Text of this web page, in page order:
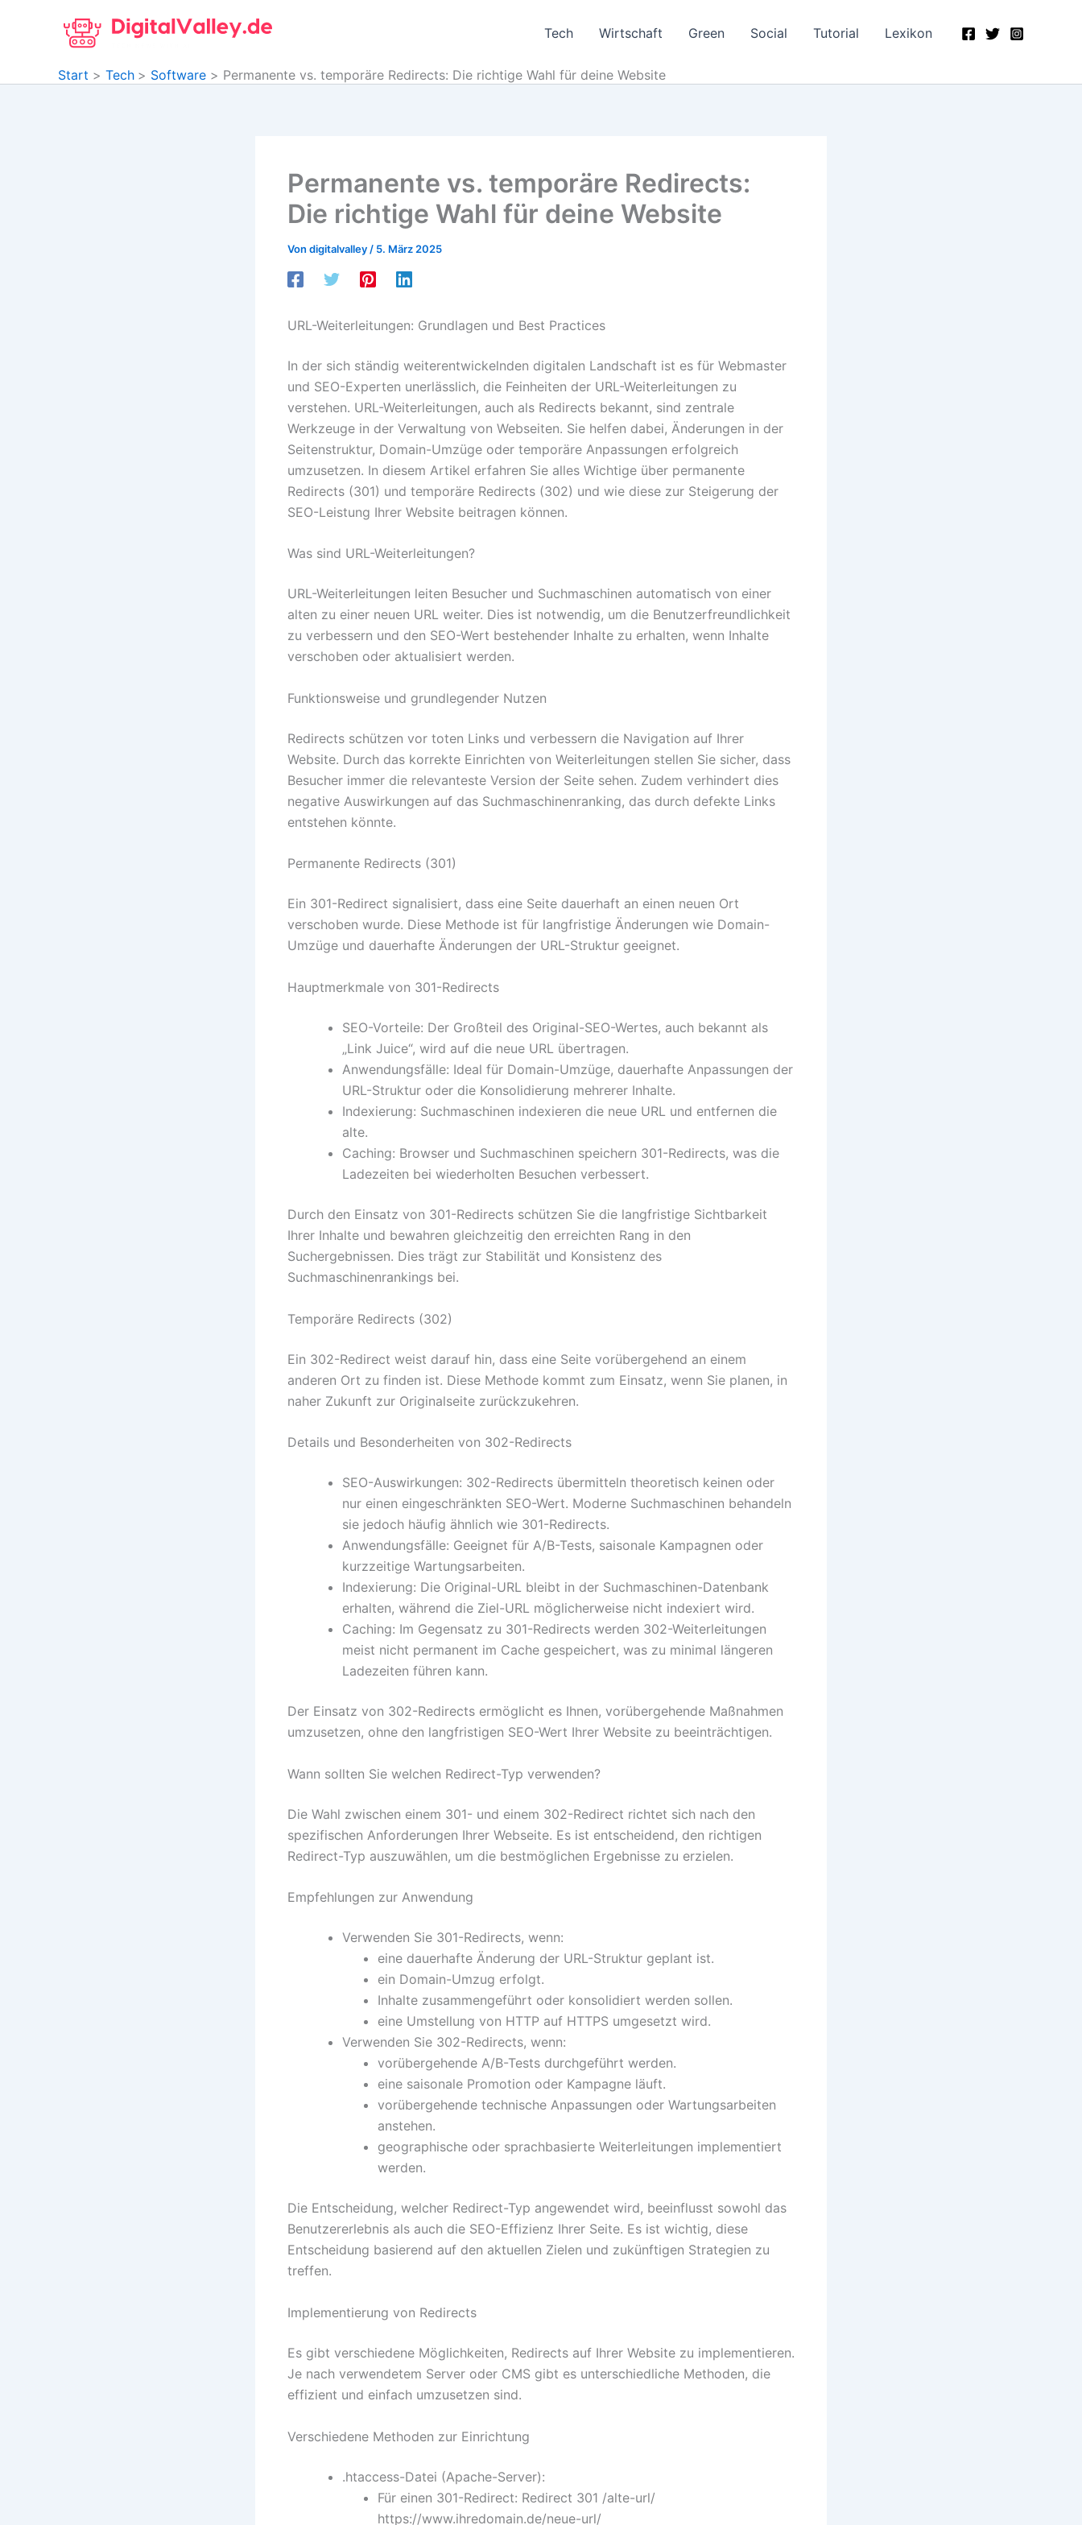
Tech Wirtschaft Green Social Tutorial Lexikon
Start Tech Software Permanente vs. temporäre Redirects: Die richtige Wahl für deine Website
Permanente vs. temporäre Redirects:
Die richtige Wahl für deine Website
Von digitalvalley / 5. März 2025
URL-Weiterleitungen: Grundlagen und Best Practices
In der sich ständig weiterentwickelnden digitalen Landschaft ist es für Webmaster
und SEO-Experten unerlässlich, die Feinheiten der URL-Weiterleitungen zu
verstehen. URL-Weiterleitungen, auch als Redirects bekannt, sind zentrale
Werkzeuge in der Verwaltung von Webseiten. Sie helfen dabei, Änderungen in der
Seitenstruktur, Domain-Umzüge oder temporäre Anpassungen erfolgreich
umzusetzen. In diesem Artikel erfahren Sie alles Wichtige über permanente
Redirects (301) und temporäre Redirects (302) und wie diese zur Steigerung der
SEO-Leistung Ihrer Website beitragen können.
Was sind URL-Weiterleitungen?
URL-Weiterleitungen leiten Besucher und Suchmaschinen automatisch von einer
alten zu einer neuen URL weiter. Dies ist notwendig, um die Benutzerfreundlichkeit
zu verbessern und den SEO-Wert bestehender Inhalte zu erhalten, wenn Inhalte
verschoben oder aktualisiert werden.
Funktionsweise und grundlegender Nutzen
Redirects schützen vor toten Links und verbessern die Navigation auf Ihrer
Website. Durch das korrekte Einrichten von Weiterleitungen stellen Sie sicher, dass
Besucher immer die relevanteste Version der Seite sehen. Zudem verhindert dies
negative Auswirkungen auf das Suchmaschinenranking, das durch defekte Links
entstehen könnte.
Permanente Redirects (301)
Ein 301-Redirect signalisiert, dass eine Seite dauerhaft an einen neuen Ort
verschoben wurde. Diese Methode ist für langfristige Änderungen wie Domain-
Umzüge und dauerhafte Änderungen der URL-Struktur geeignet.
Hauptmerkmale von 301-Redirects
SEO-Vorteile: Der Großteil des Original-SEO-Wertes, auch bekannt als
„Link Juice“, wird auf die neue URL übertragen.
Anwendungsfälle: Ideal für Domain-Umzüge, dauerhafte Anpassungen der
URL-Struktur oder die Konsolidierung mehrerer Inhalte.
Indexierung: Suchmaschinen indexieren die neue URL und entfernen die
alte.
Caching: Browser und Suchmaschinen speichern 301-Redirects, was die
Ladezeiten bei wiederholten Besuchen verbessert.
Durch den Einsatz von 301-Redirects schützen Sie die langfristige Sichtbarkeit
Ihrer Inhalte und bewahren gleichzeitig den erreichten Rang in den
Suchergebnissen. Dies trägt zur Stabilität und Konsistenz des
Suchmaschinenrankings bei.
Temporäre Redirects (302)
Ein 302-Redirect weist darauf hin, dass eine Seite vorübergehend an einem
anderen Ort zu finden ist. Diese Methode kommt zum Einsatz, wenn Sie planen, in
naher Zukunft zur Originalseite zurückzukehren.
Details und Besonderheiten von 302-Redirects
SEO-Auswirkungen: 302-Redirects übermitteln theoretisch keinen oder
nur einen eingeschränkten SEO-Wert. Moderne Suchmaschinen behandeln
sie jedoch häufig ähnlich wie 301-Redirects.
Anwendungsfälle: Geeignet für A/B-Tests, saisonale Kampagnen oder
kurzzeitige Wartungsarbeiten.
Indexierung: Die Original-URL bleibt in der Suchmaschinen-Datenbank
erhalten, während die Ziel-URL möglicherweise nicht indexiert wird.
Caching: Im Gegensatz zu 301-Redirects werden 302-Weiterleitungen
meist nicht permanent im Cache gespeichert, was zu minimal längeren
Ladezeiten führen kann.
Der Einsatz von 302-Redirects ermöglicht es Ihnen, vorübergehende Maßnahmen
umzusetzen, ohne den langfristigen SEO-Wert Ihrer Website zu beeinträchtigen.
Wann sollten Sie welchen Redirect-Typ verwenden?
Die Wahl zwischen einem 301- und einem 302-Redirect richtet sich nach den
spezifischen Anforderungen Ihrer Webseite. Es ist entscheidend, den richtigen
Redirect-Typ auszuwählen, um die bestmöglichen Ergebnisse zu erzielen.
Empfehlungen zur Anwendung
Verwenden Sie 301-Redirects, wenn:
eine dauerhafte Änderung der URL-Struktur geplant ist.
ein Domain-Umzug erfolgt.
Inhalte zusammengeführt oder konsolidiert werden sollen.
eine Umstellung von HTTP auf HTTPS umgesetzt wird.
Verwenden Sie 302-Redirects, wenn:
vorübergehende A/B-Tests durchgeführt werden.
eine saisonale Promotion oder Kampagne läuft.
vorübergehende technische Anpassungen oder Wartungsarbeiten
anstehen.
geographische oder sprachbasierte Weiterleitungen implementiert
werden.
Die Entscheidung, welcher Redirect-Typ angewendet wird, beeinflusst sowohl das
Benutzererlebnis als auch die SEO-Effizienz Ihrer Seite. Es ist wichtig, diese
Entscheidung basierend auf den aktuellen Zielen und zukünftigen Strategien zu
treffen.
Implementierung von Redirects
Es gibt verschiedene Möglichkeiten, Redirects auf Ihrer Website zu implementieren.
Je nach verwendetem Server oder CMS gibt es unterschiedliche Methoden, die
effizient und einfach umzusetzen sind.
Verschiedene Methoden zur Einrichtung
.htaccess-Datei (Apache-Server):
Für einen 301-Redirect: Redirect 301 /alte-url/
https://www.ihredomain.de/neue-url/